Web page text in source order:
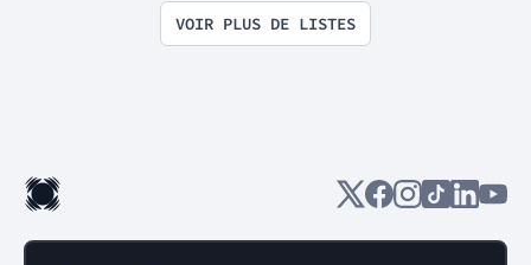
VOIR PLUS DE LISTES